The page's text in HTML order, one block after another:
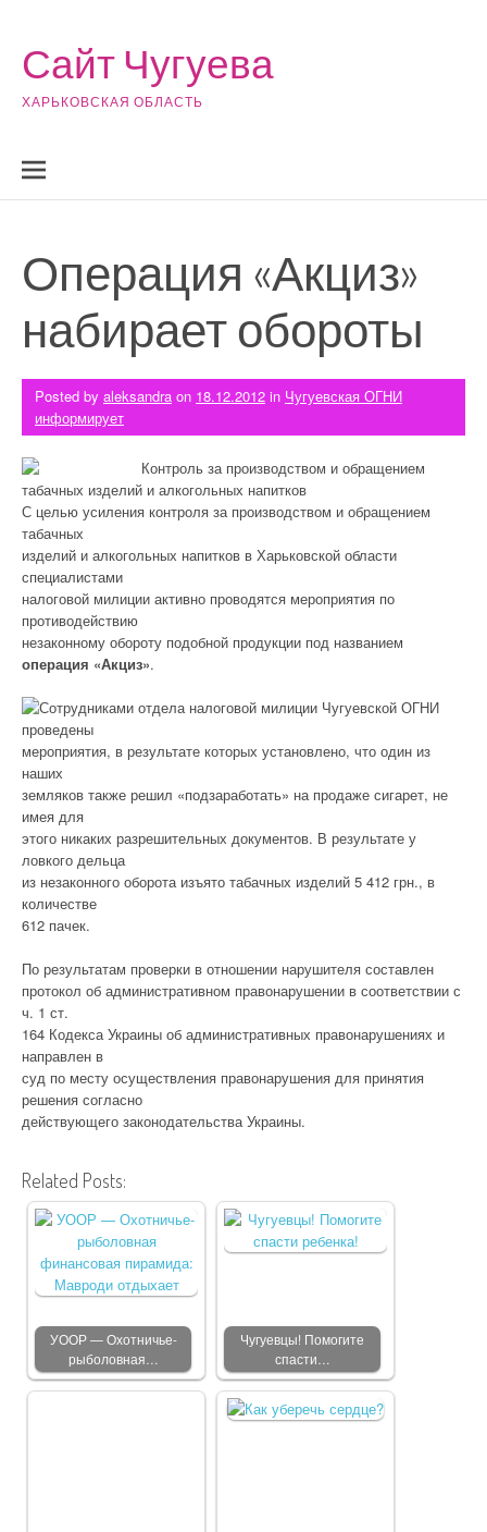
Сайт Чугуева
ХАРЬКОВСКАЯ ОБЛАСТЬ
Операция «Акциз»
набирает обороты
Posted by aleksandra on 18.12.2012 in Чугуевская ОГНИ
информирует
Контроль за производством и обращением
табачных изделий и алкогольных напитков
С целью усиления контроля за производством и обращением
табачных
изделий и алкогольных напитков в Харьковской области
специалистами
налоговой милиции активно проводятся мероприятия по
противодействию
незаконному обороту подобной продукции под названием
операция «Акциз».
Сотрудниками отдела налоговой милиции Чугуевской ОГНИ
проведены
мероприятия, в результате которых установлено, что один из
наших
земляков также решил «подзаработать» на продаже сигарет, не
имея для
этого никаких разрешительных документов. В результате у
ловкого дельца
из незаконного оборота изъято табачных изделий 5 412 грн., в
количестве
612 пачек.
По результатам проверки в отношении нарушителя составлен
протокол об административном правонарушении в соответствии с
ч. 1 ст.
164 Кодекса Украины об административных правонарушениях и
направлен в
суд по месту осуществления правонарушения для принятия
решения согласно
действующего законодательства Украины.
Related Posts:
УООР — Охотничье-
рыболовная…
Чугуевцы! Помогите
спасти…